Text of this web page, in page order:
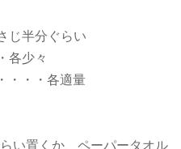
じ半分ぐらい
各少々
・・・各適量
い置くか、ペーパータオル